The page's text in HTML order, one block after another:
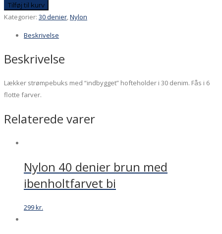
Chic
antal
Tilføj til kurv
Kategorier: 30 denier Nylon
Beskrivelse
Beskrivelse
Lækker strømpebuks med “indbygget” hofteholder i 30 denim. Fås i 6
flotte farver.
Relaterede varer
Nylon 40 denier brun med
ibenholtfarvet bi
299kr.